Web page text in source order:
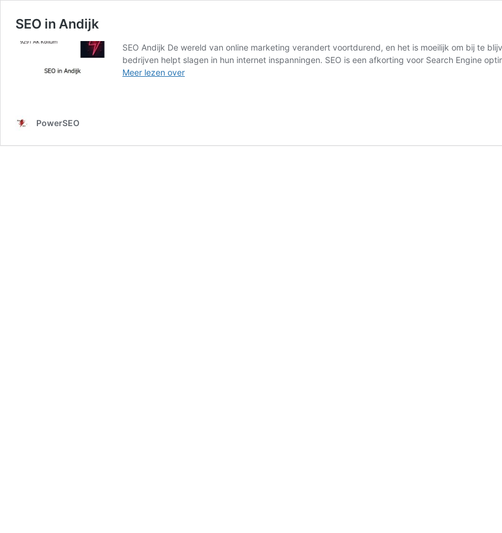
SEO in Andijk
SEO Andijk De wereld van online marketing verandert voortdurend, en het is moeilijk om bij te
bedrijven helpt slagen in hun internet inspanningen. SEO is een afkorting voor Search Engine
Meer lezen overSEO
PowerSEO